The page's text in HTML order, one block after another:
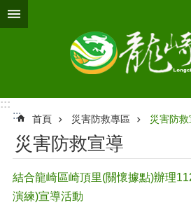
跳到主要內容區塊
:::
:::
首頁 災害防救專區 災害防
災害防救宣導
結合龍崎區崎頂里(關懷據點)辦理
演練)宣導活動